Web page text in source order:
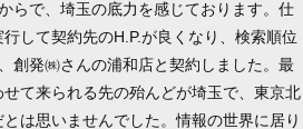
らで、埼玉の底力を感じております。仕
して契約先のH.P.が良くなり、検索順位
創発㈱さんの浦和店と契約しました。最
て来られる先の殆んどが埼玉で、東京北
は思いませんでした。情報の世界に居り